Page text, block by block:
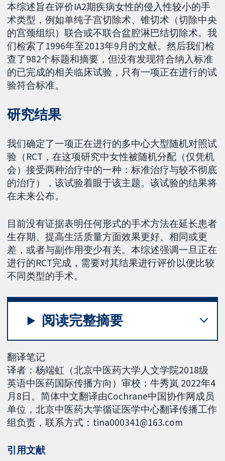
本综述旨在评价IA2期疾病女性的侵入性较小的手
术类型，例如单纯子宫切除术、锥切术（切除中央
的宫颈组织）联合或不联合盆腔淋巴结切除术。我
们检索了1996年至2013年9月的文献。然后我们检
查了982个标题和摘要，但没有发现符合纳入标准
的已完成的相关临床试验，只有一项正在进行的试
验符合标准。
研究结果
我们确定了一项正在进行的多中心大型随机对照试
验（RCT，在这项研究中女性被随机分配（仅凭机
会）接受两种治疗中的一种：标准治疗与较不彻底
的治疗），该试验着眼于该主题。该试验的结果将
在未来公布。
目前没有证据表明任何形式的手术方法在延长患者
生存期、提高生活质量方面效果更好、相同或更
差，或者与副作用变少有关。本综述强调一旦正在
进行的RCT完成，需要对其结果进行评价以便比较
不同类型的手术。
阅读完整摘要
翻译笔记
译者：杨端虹（北京中医药大学人文学院2018级
英语中医药国际传播方向）审校：牛秀岚 2022年4
月8日。简体中文翻译由Cochrane中国协作网成员
单位，北京中医药大学循证医学中心翻译传播工作
组负责，联系方式：tina000341@163.com
引用文献